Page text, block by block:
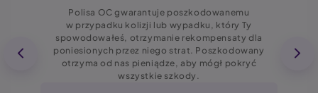
Polisa OC gwarantuje poszkodowanemu
w przypadku kolizji lub wypadku, który Ty
spowodowałeś, otrzymanie rekompensaty dla
poniesionych przez niego strat. Poszkodowany
otrzyma od nas pieniądze, aby mógł pokryć
wszystkie szkody.